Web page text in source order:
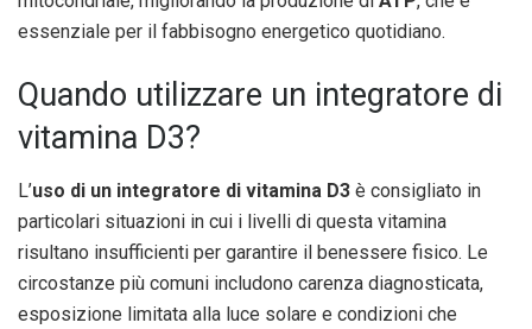
essenziale per il fabbisogno energetico quotidiano.
Quando utilizzare un integratore di
vitamina D3?
L’uso di un integratore di vitamina D3 è consigliato in
particolari situazioni in cui i livelli di questa vitamina
risultano insufficienti per garantire il benessere fisico. Le
circostanze più comuni includono carenza diagnosticata,
esposizione limitata alla luce solare e condizioni che